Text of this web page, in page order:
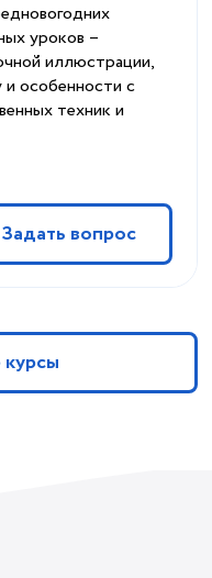
уроков –
иллюстрации,
и особенности с
техник и
Задать вопрос